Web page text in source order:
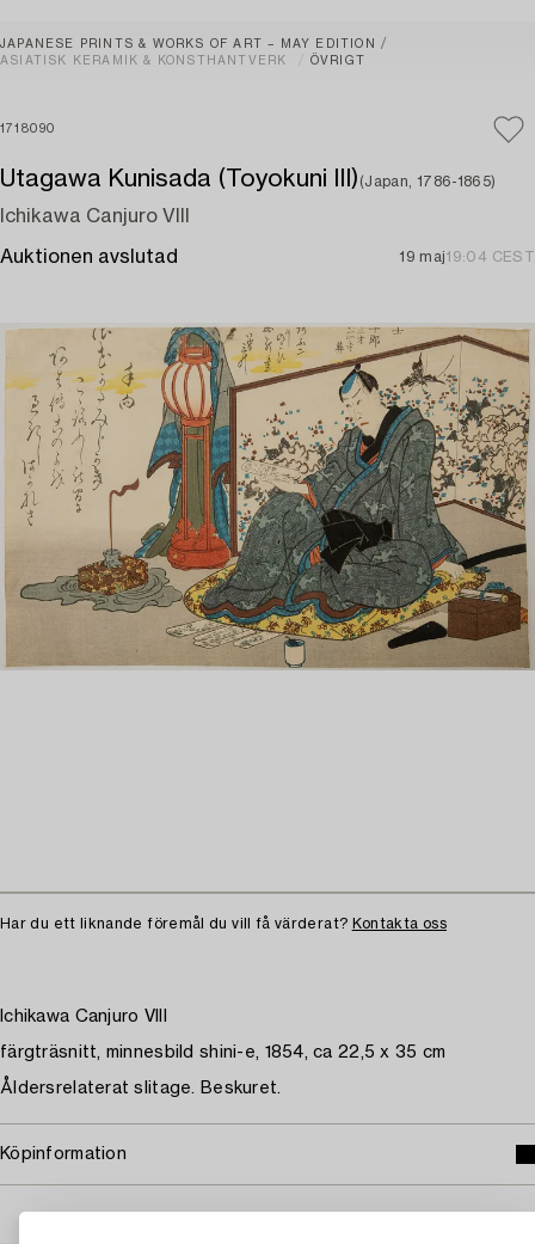
JAPANESE PRINTS & WORKS OF ART – MAY EDITION
ASIATISK KERAMIK & KONSTHANTVERK
ÖVRIGT
1718090
Utagawa Kunisada (Toyokuni III) (Japan, 1786-1865)
Ichikawa Canjuro VIII
Auktionen avslutad 19 maj19:04 CEST
Har du ett liknande föremål du vill få värderat? Kontakta oss
Ichikawa Canjuro VIII
färgträsnitt, minnesbild shini-e, 1854, ca 22,5 x 35 cm
Åldersrelaterat slitage. Beskuret.
Köpinformation